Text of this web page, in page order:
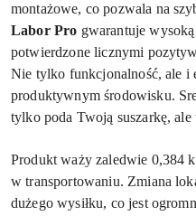
montażowe, co pozwala na
Labor Pro gwarantuje
potwierdzone licznymi
Nie tylko funkcjonalność, ale i
produktywnym środowisku.
tylko poda Twoją suszarkę,
Produkt waży zaledwie 0,384
w transportowaniu. Zmiana
dużego wysiłku, co jest